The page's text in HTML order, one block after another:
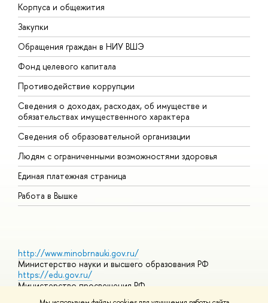
Корпуса и общежития
Закупки
Обращения граждан в НИУ ВШЭ
Фонд целевого капитала
Противодействие коррупции
Сведения о доходах, расходах, об имуществе и
обязательствах имущественного характера
Сведения об образовательной организации
Людям с ограниченными возможностями здоровья
Единая платежная страница
Работа в Вышке
http://www.minobrnauki.gov.ru/
Министерство науки и высшего образования РФ
https://edu.gov.ru/
Министерство просвещения РФ
https://elearning.hse.ru/mooc